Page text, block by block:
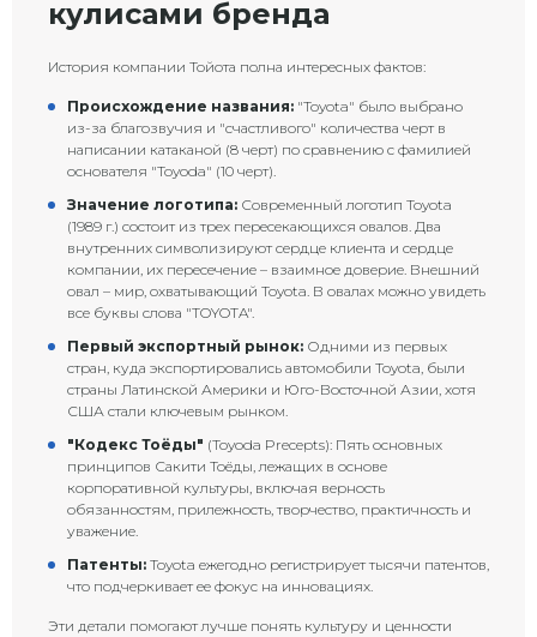
кулисами бренда
История компании Тойота полна интересных фактов:
Происхождение названия: "Toyota" было выбрано
из-за благозвучия и "счастливого" количества черт в
написании катаканой (8 черт) по сравнению с фамилией
основателя "Toyoda" (10 черт).
Значение логотипа: Современный логотип Toyota
(1989 г.) состоит из трех пересекающихся овалов. Два
внутренних символизируют сердце клиента и сердце
компании, их пересечение – взаимное доверие. Внешний
овал – мир, охватывающий Toyota. В овалах можно увидеть
все буквы слова "TOYOTA".
Первый экспортный рынок: Одними из первых
стран, куда экспортировались автомобили Toyota, были
страны Латинской Америки и Юго-Восточной Азии, хотя
США стали ключевым рынком.
"Кодекс Тоёды" (Toyoda Precepts): Пять основных
принципов Сакити Тоёды, лежащих в основе
корпоративной культуры, включая верность
обязанностям, прилежность, творчество, практичность и
уважение.
Патенты: Toyota ежегодно регистрирует тысячи патентов,
что подчеркивает ее фокус на инновациях.
Эти детали помогают лучше понять культуру и ценности